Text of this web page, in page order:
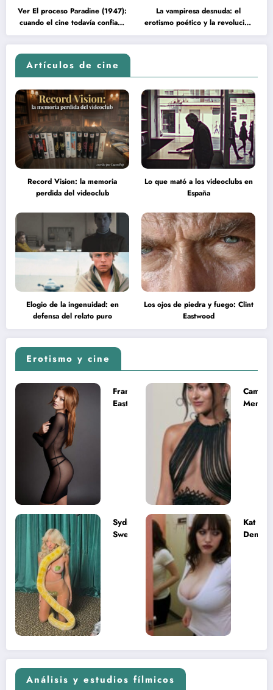
Ver El proceso Paradine (1947):
cuando el cine todavía confiaba
en la inteligencia del espectador
La vampiresa desnuda: el
erotismo poético y la revolución
psicodélica de Jean Rollin
Artículos de cine
Record Vision: la memoria
perdida del videoclub
Lo que mató a los videoclubs en
España
Elogio de la ingenuidad: en
defensa del relato puro
Los ojos de piedra y fuego: Clint
Eastwood
Erotismo y cine
Francesca
Eastwood y
Camila
Mendes
Sydney
Sweeney
adolescente
Kat
Análisis y estudios fílmicos